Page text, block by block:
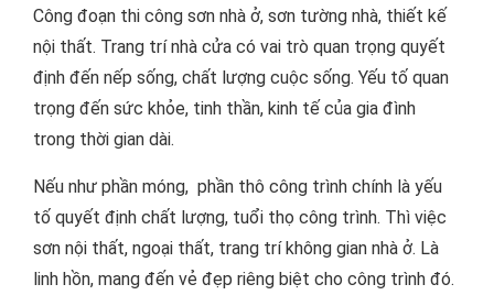
Công đoạn thi công sơn nhà ở, sơn tường nhà, thiết kế
nội thất. Trang trí nhà cửa có vai trò quan trọng quyết
định đến nếp sống, chất lượng cuộc sống. Yếu tố quan
trọng đến sức khỏe, tinh thần, kinh tế của gia đình
trong thời gian dài.
Nếu như phần móng, phần thô công trình chính là yếu
tố quyết định chất lượng, tuổi thọ công trình. Thì việc
sơn nội thất, ngoại thất, trang trí không gian nhà ở. Là
linh hồn, mang đến vẻ đẹp riêng biệt cho công trình đó.